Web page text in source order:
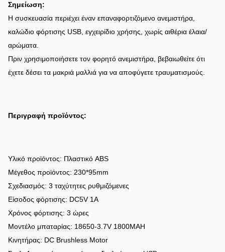
Σημείωση:
Η συσκευασία περιέχει έναν επαναφορτιζόμενο ανεμιστήρα,
καλώδιο φόρτισης USB, εγχειρίδιο χρήσης, χωρίς αιθέρια έλαια/
αρώματα.
Πριν χρησιμοποιήσετε τον φορητό ανεμιστήρα, βεβαιωθείτε ότι
έχετε δέσει τα μακριά μαλλιά για να αποφύγετε τραυματισμούς.
Περιγραφή προϊόντος:
Υλικό προϊόντος: Πλαστικό ABS
Μέγεθος προϊόντος: 230*95mm
Σχεδιασμός: 3 ταχύτητες ρυθμιζόμενες
Είσοδος φόρτισης: DC5V 1A
Χρόνος φόρτισης: 3 ώρες
Μοντέλο μπαταρίας: 18650-3.7V 1800MAH
Κινητήρας: DC Brushless Motor